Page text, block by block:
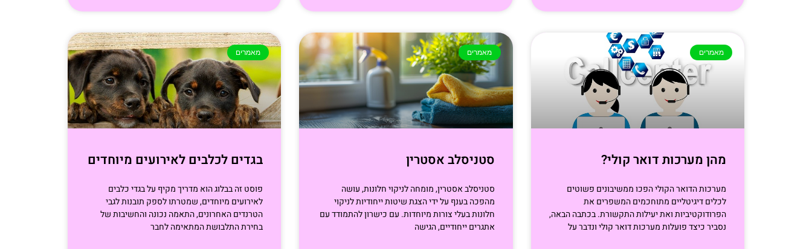
מאמרים
מהן מערכות דואר קולי?
מערכות הדואר הקולי הפכו ממשיבונים פשוטים
לכלים דיגיטליים מתוחכמים המשפרים את
הפרודוקטיביות ואת יעילות התקשורת. בכתבה הבאה,
נסביר כיצד פועלות מערכות דואר קולי ונדבר על
מאמרים
סטניסלב אסטרין
סטניסלב אסטרין, מומחה לניקוי חלונות, עושה
מהפכה בענף על ידי הצגת שיטות ייחודיות לניקוי
חלונות בעלי צורות מיוחדות. עם כישרון להתמודד עם
אתגרים ייחודיים, הגישה
מאמרים
בגדים לכלבים לאירועים מיוחדים
פוסט זה בבלוג הוא מדריך מקיף על בגדי כלבים
לאירועים מיוחדים, שמטרתו לספק תובנות לגבי
הטרנדים האחרונים, התאמה נכונה והחשיבות של
בחירת התלבושת המתאימה לחבר